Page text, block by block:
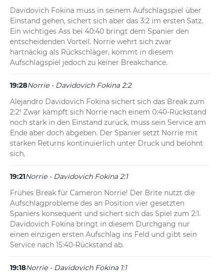
Davidovich Fokina muss in seinem Aufschlagspiel über
Einstand gehen, sichert sich aber das 3:2 im ersten Satz.
Ein wichtiges Ass bei 40:40 bringt dem Spanier den
entscheidenden Vorteil. Norrie wehrt sich zwar
hartnäckig als Rückschläger, kommt in diesem
Aufschlagspiel jedoch zu keiner Breakchance.
19:28Norrie - Davidovich Fokina 2:2
Alejandro Davidovich Fokina sichert sich das Break zum
2:2! Zwar kämpft sich Norrie nach einem 0:40-Rückstand
noch stark in den Einstand zurück, muss sein Service am
Ende aber doch abgeben. Der Spanier setzt Norrie mit
starken Returns kontinuierlich unter Druck und belohnt
sich.
19:21Norrie - Davidovich Fokina 2:1
Frühes Break für Cameron Norrie! Der Brite nutzt die
Aufschlagprobleme des an Position vier gesetzten
Spaniers konsequent und sichert sich das Spiel zum 2:1.
Davidovich Fokina bringt in diesem Durchgang nur
einen einzigen ersten Aufschlag ins Feld und gibt sein
Service nach 15:40-Rückstand ab.
19:18Norrie - Davidovich Fokina 1:1